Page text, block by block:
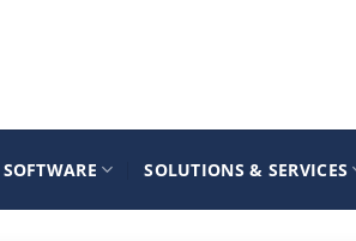
SOLUTIONS & SERVICES